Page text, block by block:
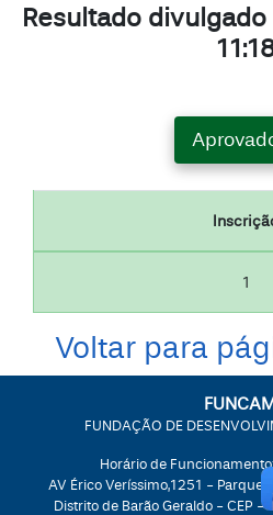
Resultado
1
Voltar para
FUNDAÇÃO DE
Horário de
AV Érico Veríssimo,1251 - Parque
Distrito de Barão Geraldo - CEP